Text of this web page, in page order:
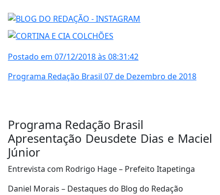
Postado em 07/12/2018 às 08:31:42
Programa Redação Brasil 07 de Dezembro de 2018
Programa Redação Brasil
Apresentação Deusdete Dias e Maciel
Júnior
Entrevista com Rodrigo Hage – Prefeito Itapetinga
Daniel Morais – Destaques do Blog do Redação